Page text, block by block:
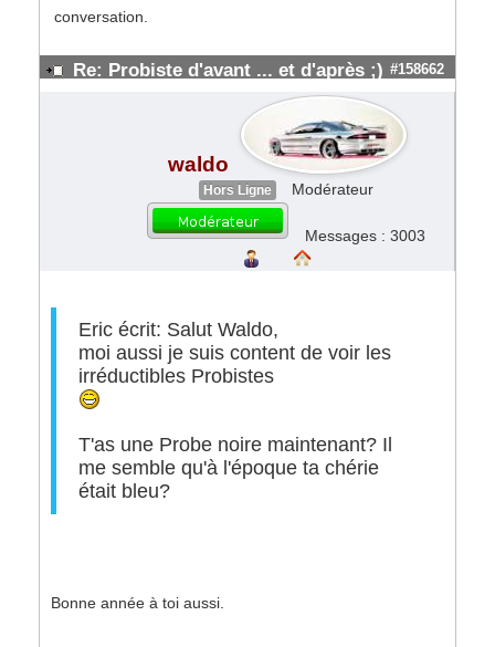
conversation.
Re: Probiste d'avant ... et d'après ;) #158662
waldo
Hors Ligne Modérateur
Messages : 3003
Eric écrit: Salut Waldo,
moi aussi je suis content de voir les
irréductibles Probistes
T'as une Probe noire maintenant? Il
me semble qu'à l'époque ta chérie
était bleu?
Bonne année à toi aussi.